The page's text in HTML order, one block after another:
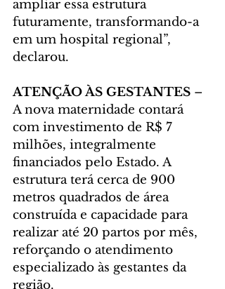
ampliar essa estrutura
futuramente, transformando-a
em um hospital regional”,
declarou.
ATENÇÃO ÀS GESTANTES –
A nova maternidade contará
com investimento de R$ 7
milhões, integralmente
financiados pelo Estado. A
estrutura terá cerca de 900
metros quadrados de área
construída e capacidade para
realizar até 20 partos por mês,
reforçando o atendimento
especializado às gestantes da
região.